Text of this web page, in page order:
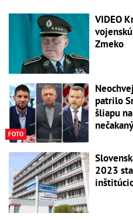
VIDEO
Zmeko
FOTO
patrilo
šliapu
2023